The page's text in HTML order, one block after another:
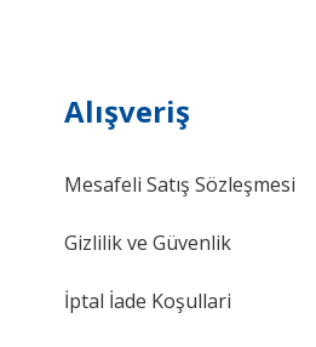
Alışveriş
Mesafeli Satış Sözleşmesi
Gizlilik ve Güvenlik
İptal İade Koşullari